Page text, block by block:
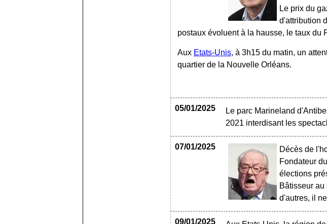
Le prix du
d'attribution
postaux évoluent à la hausse, le taux du
Aux Etats-Unis, à 3h15 du matin, un
quartier de la Nouvelle Orléans.
05/01/2025
Le parc Marineland
2021 interdisant les
07/01/2025
Décès de
Fondateur
élections
Bâtisseur
d'autres, il
09/01/2025